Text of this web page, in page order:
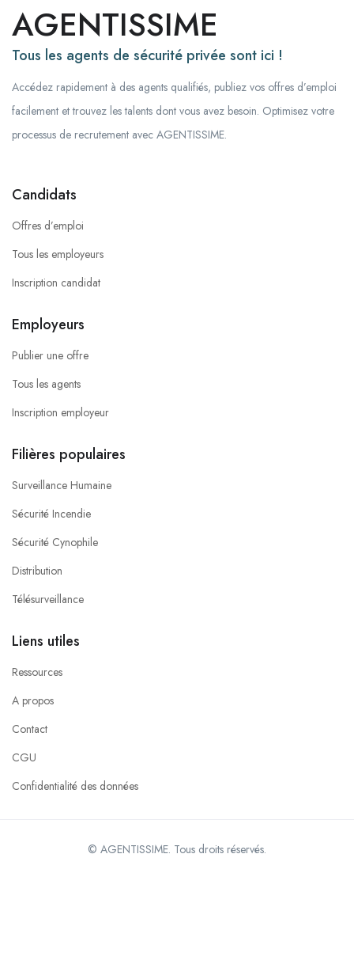
AGENTISSIME
Tous les agents de sécurité privée sont ici !
Accédez rapidement à des agents qualifiés, publiez vos offres d’emploi
facilement et trouvez les talents dont vous avez besoin. Optimisez votre
processus de recrutement avec AGENTISSIME.
Candidats
Offres d’emploi
Tous les employeurs
Inscription candidat
Employeurs
Publier une offre
Tous les agents
Inscription employeur
Filières populaires
Surveillance Humaine
Sécurité Incendie
Sécurité Cynophile
Distribution
Télésurveillance
Liens utiles
Ressources
A propos
Contact
CGU
Confidentialité des données
© AGENTISSIME. Tous droits réservés.